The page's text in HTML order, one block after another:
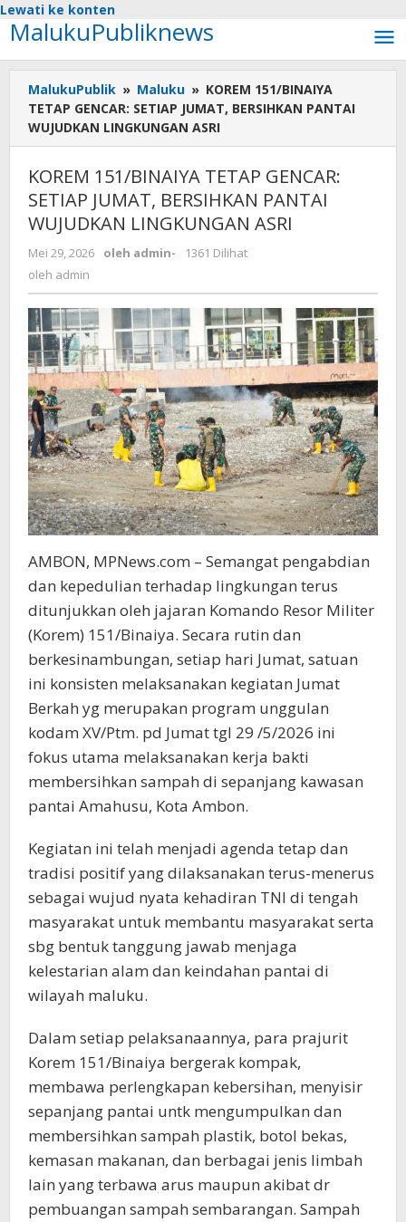
Lewati ke konten
MalukuPubliknews
MalukuPublik » Maluku » KOREM 151/BINAIYA
TETAP GENCAR: SETIAP JUMAT, BERSIHKAN PANTAI
WUJUDKAN LINGKUNGAN ASRI
KOREM 151/BINAIYA TETAP GENCAR:
SETIAP JUMAT, BERSIHKAN PANTAI
WUJUDKAN LINGKUNGAN ASRI
Mei 29, 2026 oleh admin-
1361 Dilihat
oleh admin
AMBON, MPNews.com – Semangat pengabdian
dan kepedulian terhadap lingkungan terus
ditunjukkan oleh jajaran Komando Resor Militer
(Korem) 151/Binaiya. Secara rutin dan
berkesinambungan, setiap hari Jumat, satuan
ini konsisten melaksanakan kegiatan Jumat
Berkah yg merupakan program unggulan
kodam XV/Ptm. pd Jumat tgl 29 /5/2026 ini
fokus utama melaksanakan kerja bakti
membersihkan sampah di sepanjang kawasan
pantai Amahusu, Kota Ambon.
Kegiatan ini telah menjadi agenda tetap dan
tradisi positif yang dilaksanakan terus-menerus
sebagai wujud nyata kehadiran TNI di tengah
masyarakat untuk membantu masyarakat serta
sbg bentuk tanggung jawab menjaga
kelestarian alam dan keindahan pantai di
wilayah maluku.
Dalam setiap pelaksanaannya, para prajurit
Korem 151/Binaiya bergerak kompak,
membawa perlengkapan kebersihan, menyisir
sepanjang pantai untk mengumpulkan dan
membersihkan sampah plastik, botol bekas,
kemasan makanan, dan berbagai jenis limbah
lain yang terbawa arus maupun akibat dr
pembuangan sampah sembarangan. Sampah